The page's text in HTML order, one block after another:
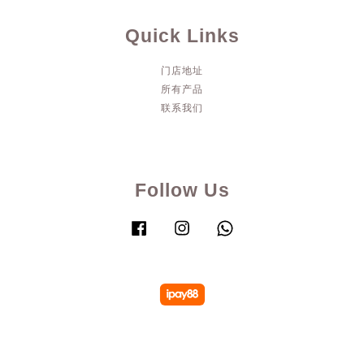
Quick Links
门店地址
所有产品
联系我们
Follow Us
Facebook Instagram